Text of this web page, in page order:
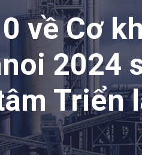
về Cơ
2024
Triển